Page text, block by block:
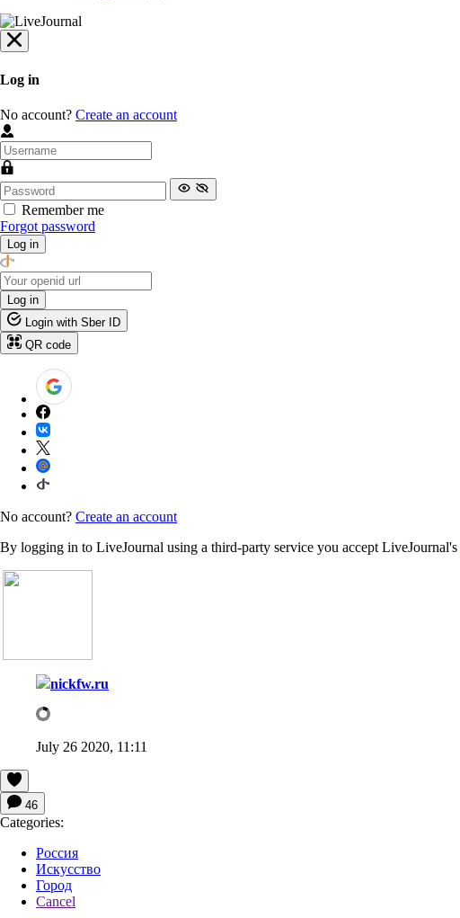
Log in
No account? Create an account
Remember me
Forgot password
Log in
Log in
Login with Sber ID
QR code
No account? Create an account
By logging in to LiveJournal using a third-party service you accept LiveJournal's
nickfw.ru
July 26 2020, 11:11
46
Categories:
Россия
Искусство
Город
Cancel